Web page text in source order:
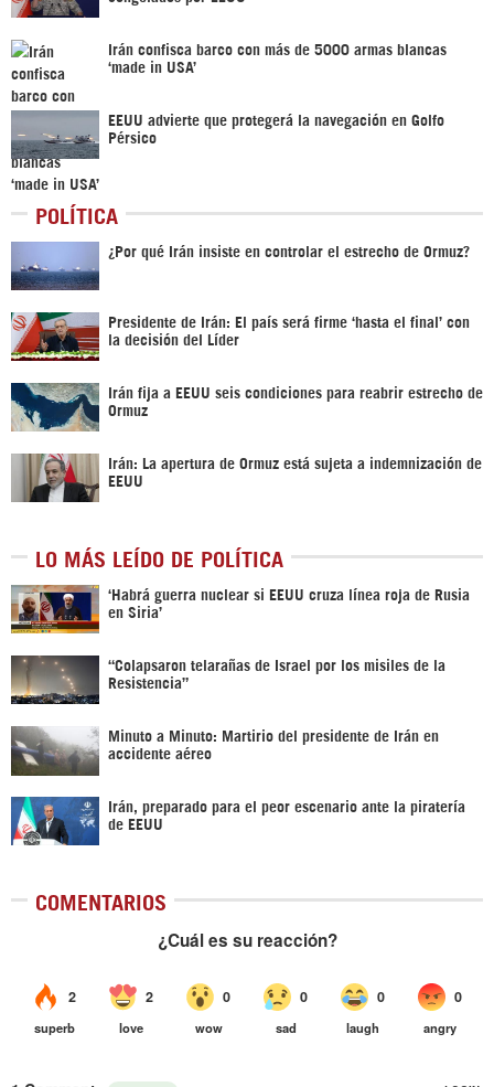
Irán confisca barco con más de 5000 armas blancas
‘made in USA’
EEUU advierte que protegerá la navegación en Golfo
Pérsico
POLÍTICA
¿Por qué Irán insiste en controlar el estrecho de Ormuz?
Presidente de Irán: El país será firme ‘hasta el final’ con
la decisión del Líder
Irán fija a EEUU seis condiciones para reabrir estrecho de
Ormuz
Irán: La apertura de Ormuz está sujeta a indemnización de
EEUU
LO MÁS LEÍDO DE POLÍTICA
‎‘Habrá guerra nuclear si EEUU cruza línea roja de Rusia
en Siria’‎
“Colapsaron telarañas de Israel por los misiles de la
Resistencia”
Minuto a Minuto: Martirio del presidente de Irán en
accidente aéreo
Irán, preparado para el peor escenario ante la piratería
de EEUU
COMENTARIOS